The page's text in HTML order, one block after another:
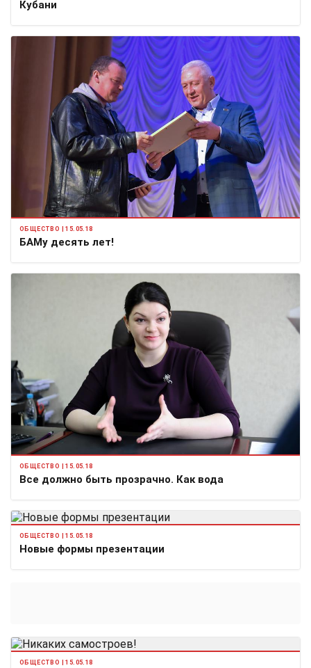
Кубани
ОБЩЕСТВО | 15.05.18
БАМу десять лет!
ОБЩЕСТВО | 15.05.18
Все должно быть прозрачно. Как вода
ОБЩЕСТВО | 15.05.18
Новые формы презентации
ОБЩЕСТВО | 15.05.18